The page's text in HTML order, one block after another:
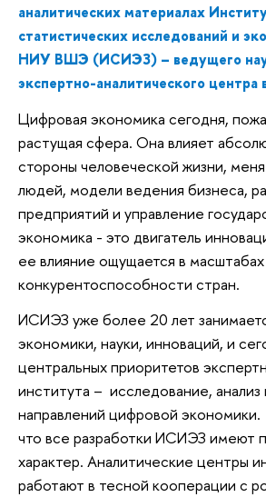
аналитических материалах
статистических исследований и
НИУ ВШЭ (ИСИЭЗ) – ведущего
экспертно-аналитического центра
Цифровая экономика сегодня,
растущая сфера. Она влияет
стороны человеческой жизни,
людей, модели ведения бизнеса,
предприятий и управление
экономика - это двигатель
ее влияние ощущается в масштабах
конкурентоспособности стран.
ИСИЭЗ уже более 20 лет
экономики, науки, инноваций, и
центральных приоритетов
института – исследование,
направлений цифровой
что все разработки ИСИЭЗ имеют
характер. Аналитические центры
работают в тесной кооперации с